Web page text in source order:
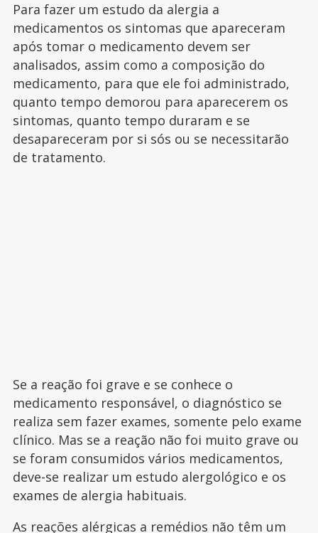
Para fazer um estudo da alergia a
medicamentos os sintomas que apareceram
após tomar o medicamento devem ser
analisados, assim como a composição do
medicamento, para que ele foi administrado,
quanto tempo demorou para aparecerem os
sintomas, quanto tempo duraram e se
desapareceram por si sós ou se necessitarão
de tratamento.
Se a reação foi grave e se conhece o
medicamento responsável, o diagnóstico se
realiza sem fazer exames, somente pelo exame
clínico. Mas se a reação não foi muito grave ou
se foram consumidos vários medicamentos,
deve-se realizar um estudo alergológico e os
exames de alergia habituais.
As reações alérgicas a remédios não têm um